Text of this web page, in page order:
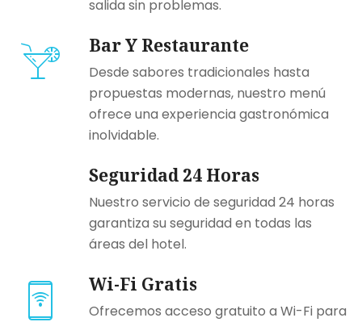
salida sin problemas.
Bar Y Restaurante
Desde sabores tradicionales hasta
propuestas modernas, nuestro menú
ofrece una experiencia gastronómica
inolvidable.
Seguridad 24 Horas
Nuestro servicio de seguridad 24 horas
garantiza su seguridad en todas las
áreas del hotel.
Wi-Fi Gratis
Ofrecemos acceso gratuito a Wi-Fi para